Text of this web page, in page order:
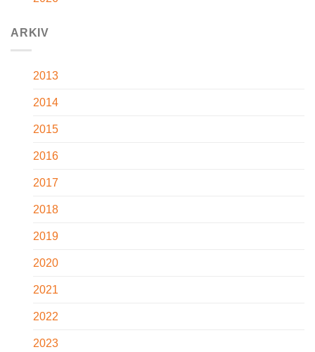
ARKIV
2013
2014
2015
2016
2017
2018
2019
2020
2021
2022
2023